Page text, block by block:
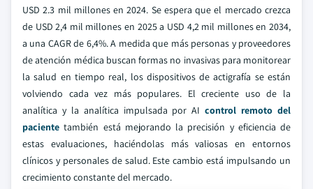
USD 2.3 mil millones en 2024. Se espera que el mercado crezca
de USD 2,4 mil millones en 2025 a USD 4,2 mil millones en 2034,
a una CAGR de 6,4%. A medida que más personas y proveedores
de atención médica buscan formas no invasivas para monitorear
la salud en tiempo real, los dispositivos de actigrafía se están
volviendo cada vez más populares. El creciente uso de la
analítica y la analítica impulsada por AIcontrol remoto del
paciente también está mejorando la precisión y eficiencia de
estas evaluaciones, haciéndolas más valiosas en entornos
clínicos y personales de salud. Este cambio está impulsando un
crecimiento constante del mercado.